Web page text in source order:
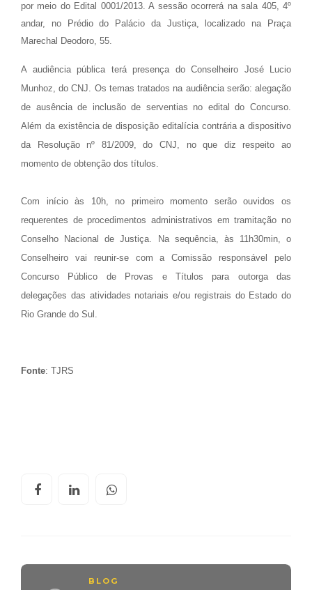
por meio do Edital 0001/2013. A sessão ocorrerá na sala 405, 4º
andar, no Prédio do Palácio da Justiça, localizado na Praça
Marechal Deodoro, 55.
A audiência pública terá presença do Conselheiro José Lucio
Munhoz, do CNJ. Os temas tratados na audiência serão: alegação
de ausência de inclusão de serventias no edital do Concurso.
Além da existência de disposição editalícia contrária a dispositivo
da Resolução nº 81/2009, do CNJ, no que diz respeito ao
momento de obtenção dos títulos.
Com início às 10h, no primeiro momento serão ouvidos os
requerentes de procedimentos administrativos em tramitação no
Conselho Nacional de Justiça. Na sequência, às 11h30min, o
Conselheiro vai reunir-se com a Comissão responsável pelo
Concurso Público de Provas e Títulos para outorga das
delegações das atividades notariais e/ou registrais do Estado do
Rio Grande do Sul.
Fonte: TJRS
BLOG